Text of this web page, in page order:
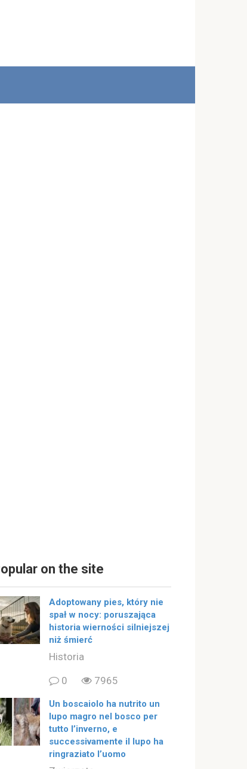
on the site
Adoptowany pies, który nie
spał w nocy: poruszająca
historia wierności silniejszej
niż śmierć
Historia
0
7965
Un boscaiolo ha nutrito un
lupo magro nel bosco per
tutto l’inverno, e
successivamente il lupo ha
ringraziato l’uomo